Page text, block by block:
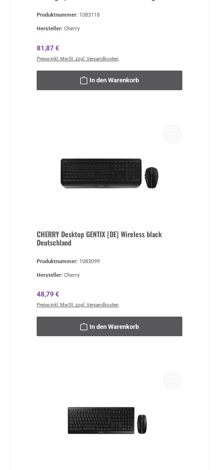
Produktnummer: 1083118
Hersteller: Cherry
Regulärer Preis:
81,87 €
Preise inkl. MwSt. zzgl. Versandkosten
In den Warenkorb
CHERRY Desktop GENTIX [DE] Wireless black
Deutschland
Produktnummer: 1083099
Hersteller: Cherry
Regulärer Preis:
48,79 €
Preise inkl. MwSt. zzgl. Versandkosten
In den Warenkorb